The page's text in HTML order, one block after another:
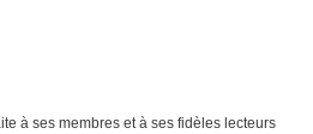
à ses membres et à ses fidèles lecteurs